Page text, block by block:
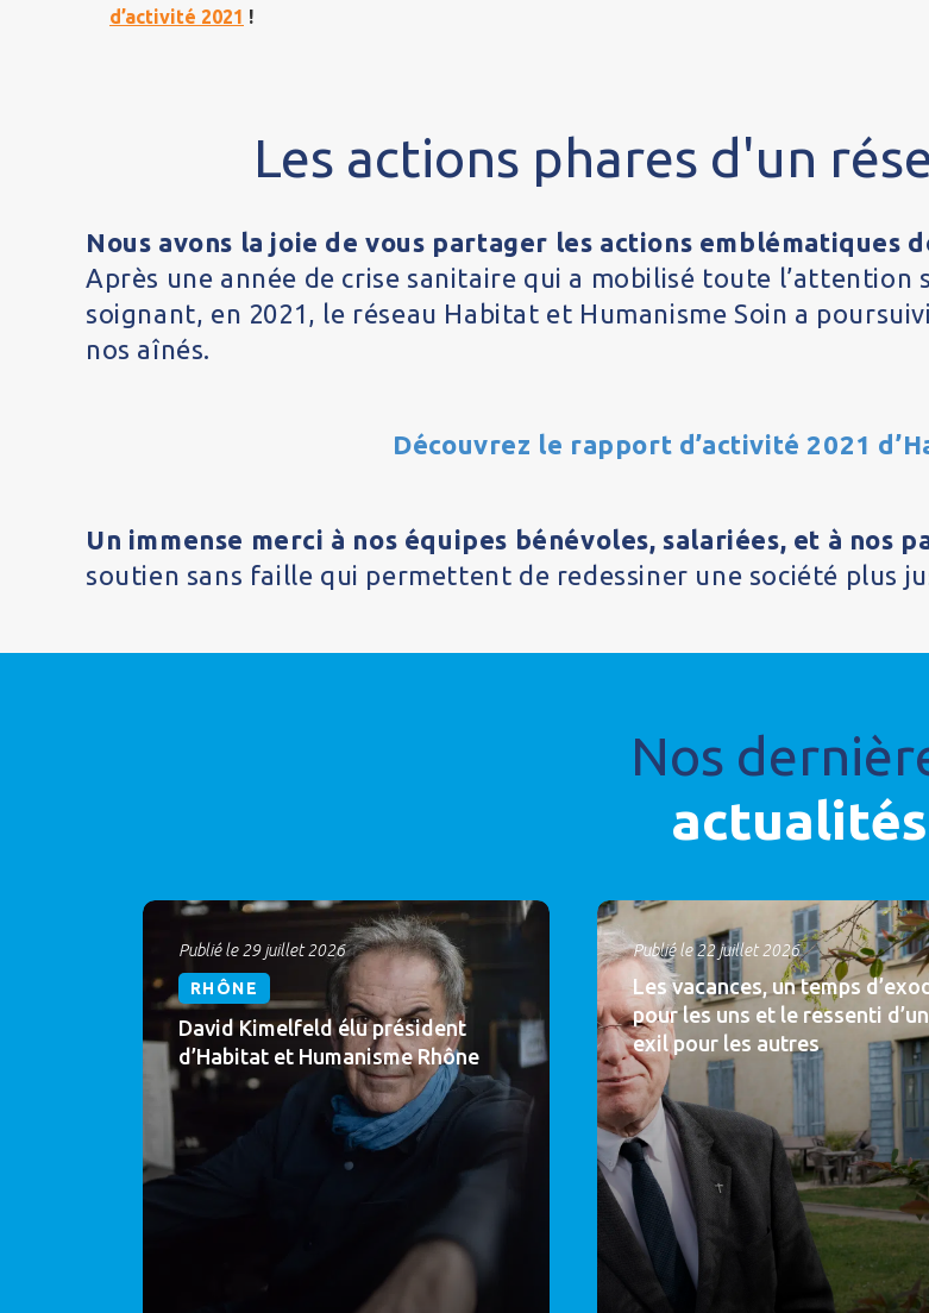
d’activité 2021 !
Les actions phares d'un
Nous avons la joie de vous partager les actions emblématiques
Après une année de crise sanitaire qui a mobilisé toute l’attention
soignant, en 2021, le réseau Habitat et Humanisme Soin a
nos aînés.
Découvrez le rapport d’activité 2021
Un immense merci à nos équipes bénévoles, salariées, et à nos
soutien sans faille qui permettent de redessiner une société plus
Nos
actualités
Publié le 29 juillet 2026
RHÔNE
David Kimelfeld élu président
d’Habitat et Humanisme Rhône
Publié le 22 juillet 2026
Les vacances, un temps
pour les uns et le ressenti d’un
exil pour les autres